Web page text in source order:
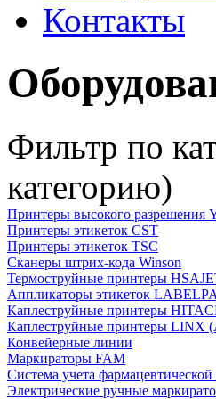
Контакты
Фильтр по
категорию)
Принтеры высокого разрешения
Принтеры этикеток CST
Принтеры этикеток TSC
Сканеры штрих-кода Winson
Термоструйные принтеры
Аппликаторы этикеток
Каплеструйные принтеры
Каплеструйные принтеры LINX
Конвейерные линии
Маркираторы FAM
Система учета
Электрические ручные